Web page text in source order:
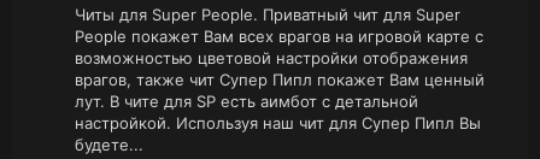
Читы для Super People. Приватный чит для Super
People покажет Вам всех врагов на игровой карте с
возможностью цветовой настройки отображения
врагов, также чит Супер Пипл покажет Вам ценный
лут. В чите для SP есть аимбот с детальной
настройкой. Используя наш чит для Супер Пипл Вы
будете...